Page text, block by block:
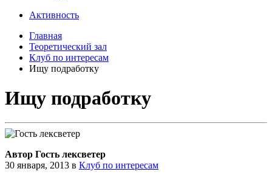
Активность
Главная
Теоретический зал
Клуб по интересам
Ищу подработку
Ищу подработку
Автор Гость лексветер
30 января, 2013 в Клуб по интересам